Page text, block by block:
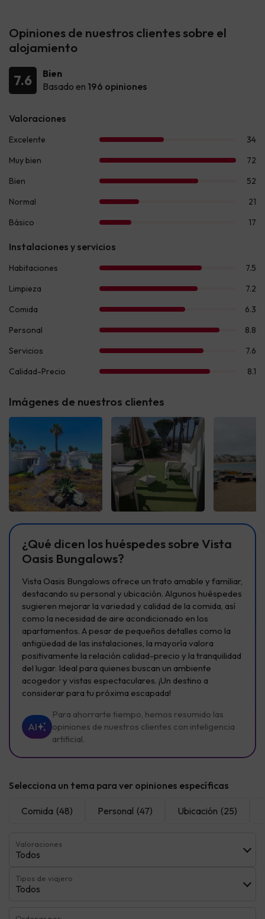
Opiniones de nuestros clientes sobre el
alojamiento
7.6
Bien
Basado en 196 opiniones
Imágenes de nuestros clientes
¿Qué dicen los huéspedes sobre Vista
Oasis Bungalows?
Vista Oasis Bungalows ofrece un trato amable y familiar,
destacando su personal y ubicación. Algunos huéspedes
sugieren mejorar la variedad y calidad de la comida, así
como la necesidad de aire acondicionado en los
apartamentos. A pesar de pequeños detalles como la
antigüedad de las instalaciones, la mayoría valora
positivamente la relación calidad-precio y la tranquilidad
del lugar. Ideal para quienes buscan un ambiente
acogedor y vistas espectaculares. ¡Un destino a
considerar para tu próxima escapada!
AI
Para ahorrarte tiempo, hemos resumido las
opiniones de nuestros clientes con inteligencia
artificial.
Selecciona un tema para ver opiniones específicas
Comida (48) Personal (47) Ubicación (25)
Valoraciones
Todos
Tipos de viajero
Todos